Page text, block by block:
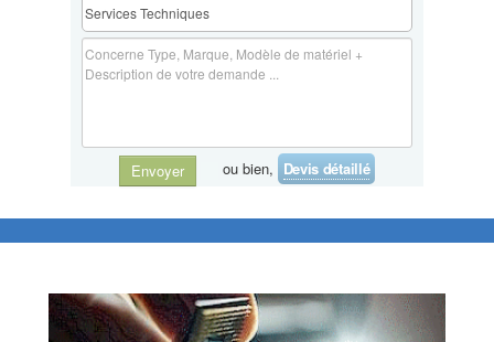
Envoyer ou bien, Devis détaillé